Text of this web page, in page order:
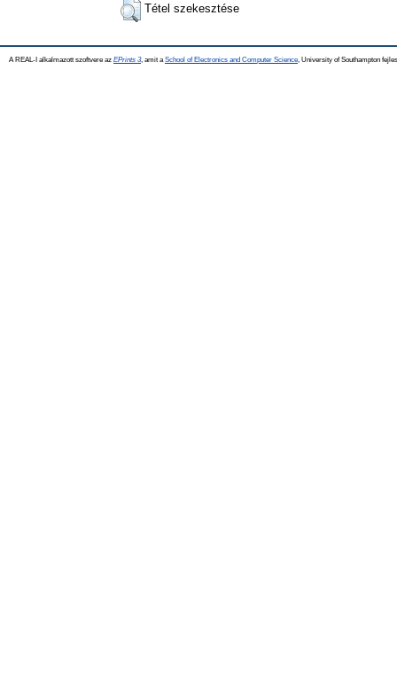
Tétel szekesztése
A REAL-I alkalmazott szoftvere az EPrints 3, amit a School of Electronics and Computer Science , University of Southampton